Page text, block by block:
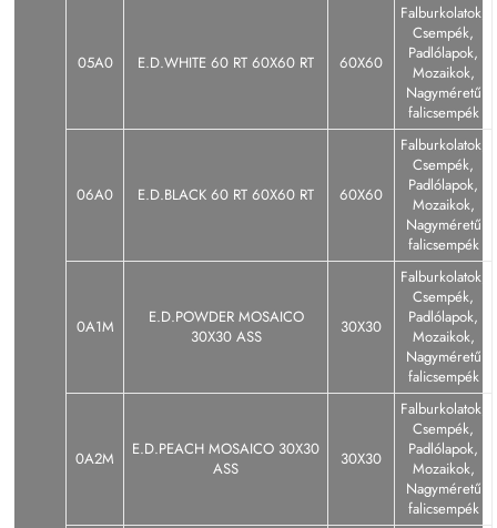
05A0 E.D.WHITE 60 RT 60X60 RT 60X60
Falburkolatok,
Csempék,
Padlólapok,
Mozaikok,
Nagyméretű
falicsempék
06A0 E.D.BLACK 60 RT 60X60 RT 60X60
Falburkolatok,
Csempék,
Padlólapok,
Mozaikok,
Nagyméretű
falicsempék
0A1M
E.D.POWDER MOSAICO
30X30 ASS
30X30
Falburkolatok,
Csempék,
Padlólapok,
Mozaikok,
Nagyméretű
falicsempék
0A2M
E.D.PEACH MOSAICO 30X30
ASS
30X30
Falburkolatok,
Csempék,
Padlólapok,
Mozaikok,
Nagyméretű
falicsempék